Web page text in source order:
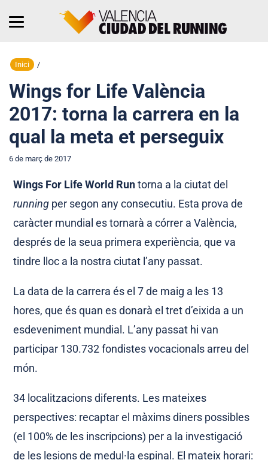
Inici /
Wings for Life València
2017: torna la carrera en la
qual la meta et perseguix
6 de març de 2017
Wings For Life World Runtorna a la ciutat del
running per segon any consecutiu. Esta prova de
caràcter mundial es tornarà a córrer a València,
després de la seua primera experiència, que va
tindre lloc a la nostra ciutat l’any passat.
La data de la carrera és el 7 de maig a les 13
hores, que és quan es donarà el tret d’eixida a un
esdeveniment mundial. L’any passat hi van
participar 130.732 fondistes vocacionals arreu del
món.
34 localitzacions diferents. Les mateixes
perspectives: recaptar el màxims diners possibles
(el 100% de les inscripcions) per a la investigació
de les lesions de medul·la espinal. El mateix horari: